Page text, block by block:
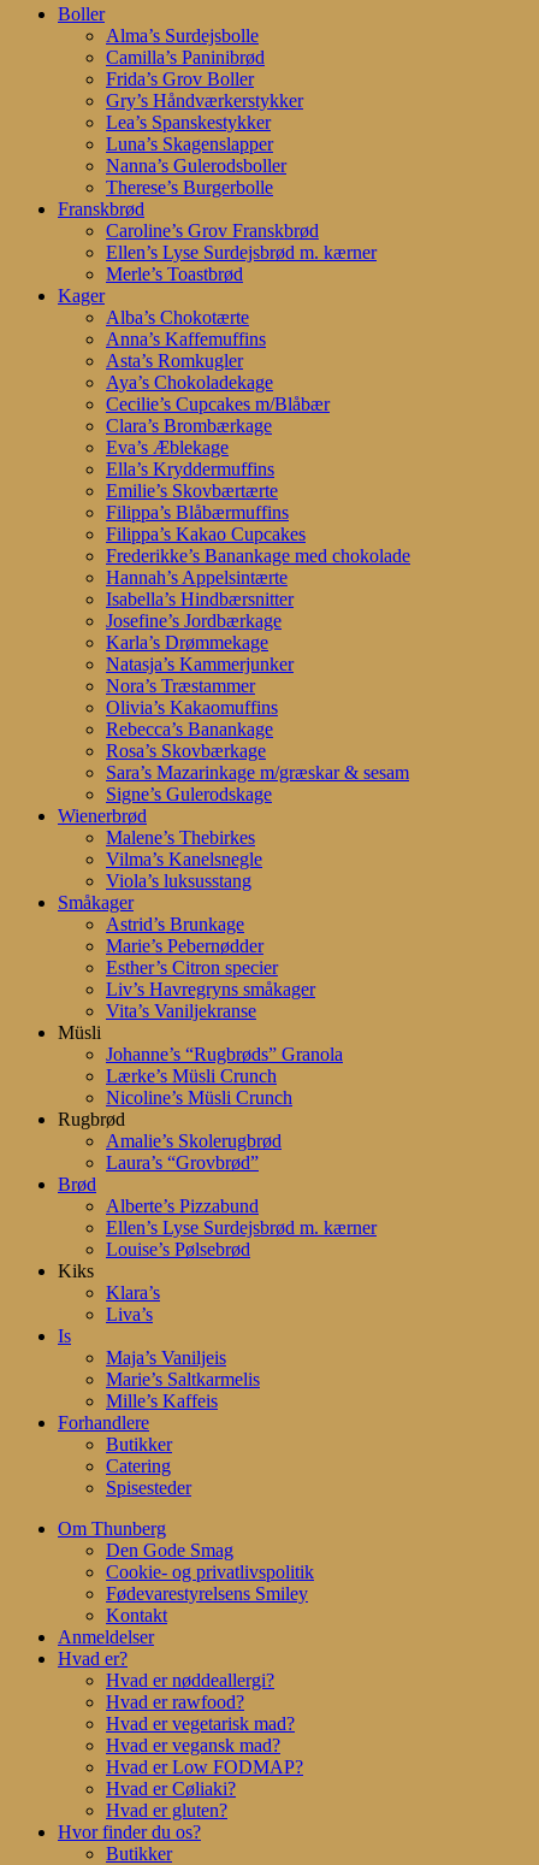
Close
Boller
Alma’s Surdejsbolle
Camilla’s Paninibrød
Frida’s Grov Boller
Gry’s Håndværkerstykker
Lea’s Spanskestykker
Luna’s Skagenslapper
Nanna’s Gulerodsboller
Therese’s Burgerbolle
Franskbrød
Caroline’s Grov Franskbrød
Ellen’s Lyse Surdejsbrød m. kærner
Merle’s Toastbrød
Kager
Alba’s Chokotærte
Anna’s Kaffemuffins
Asta’s Romkugler
Aya’s Chokoladekage
Cecilie’s Cupcakes m/Blåbær
Clara’s Brombærkage
Eva’s Æblekage
Ella’s Kryddermuffins
Emilie’s Skovbærtærte
Filippa’s Blåbærmuffins
Filippa’s Kakao Cupcakes
Frederikke’s Banankage med chokolade
Hannah’s Appelsintærte
Isabella’s Hindbærsnitter
Josefine’s Jordbærkage
Karla’s Drømmekage
Natasja’s Kammerjunker
Nora’s Træstammer
Olivia’s Kakaomuffins
Rebecca’s Banankage
Rosa’s Skovbærkage
Sara’s Mazarinkage m/græskar & sesam
Signe’s Gulerodskage
Wienerbrød
Malene’s Thebirkes
Vilma’s Kanelsnegle
Viola’s luksusstang
Småkager
Astrid’s Brunkage
Marie’s Pebernødder
Esther’s Citron specier
Liv’s Havregryns småkager
Vita’s Vaniljekranse
Müsli
Johanne’s “Rugbrøds” Granola
Lærke’s Müsli Crunch
Nicoline’s Müsli Crunch
Rugbrød
Amalie’s Skolerugbrød
Laura’s “Grovbrød”
Brød
Alberte’s Pizzabund
Ellen’s Lyse Surdejsbrød m. kærner
Louise’s Pølsebrød
Kiks
Klara’s
Liva’s
Is
Maja’s Vaniljeis
Marie’s Saltkarmelis
Mille’s Kaffeis
Forhandlere
Butikker
Catering
Spisesteder
Om Thunberg
Den Gode Smag
Cookie- og privatlivspolitik
Fødevarestyrelsens Smiley
Kontakt
Anmeldelser
Hvad er?
Hvad er nøddeallergi?
Hvad er rawfood?
Hvad er vegetarisk mad?
Hvad er vegansk mad?
Hvad er Low FODMAP?
Hvad er Cøliaki?
Hvad er gluten?
Hvor finder du os?
Butikker